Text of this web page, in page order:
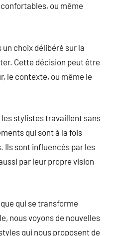
ou même
choix délibéré sur la
Cette décision peut être
le contexte, ou même le
les stylistes travaillent sans
qui sont à la fois
sont influencés par les
par leur propre vision
qui se transforme
nous voyons de nouvelles
qui nous proposent de